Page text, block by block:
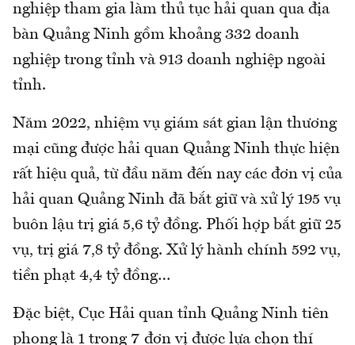
nghiệp tham gia làm thủ tục hải quan qua địa
bàn Quảng Ninh gồm khoảng 332 doanh
nghiệp trong tỉnh và 913 doanh nghiệp ngoài
tỉnh.
Năm 2022, nhiệm vụ giám sát gian lận thương
mại cũng được hải quan Quảng Ninh thực hiện
rất hiệu quả, từ đầu năm đến nay các đơn vị của
hải quan Quảng Ninh đã bắt giữ và xử lý 195 vụ
buôn lậu trị giá 5,6 tỷ đồng. Phối hợp bắt giữ 25
vụ, trị giá 7,8 tỷ đồng. Xử lý hành chính 592 vụ,
tiền phạt 4,4 tỷ đồng…
Đặc biệt, Cục Hải quan tỉnh Quảng Ninh tiên
phong là 1 trong 7 đơn vị được lựa chọn thí